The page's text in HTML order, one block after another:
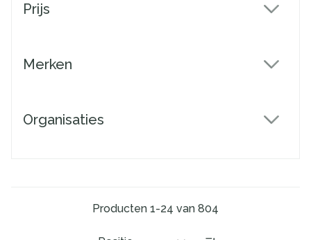
Prijs
Merken
Organisaties
Producten 1-24 van 804